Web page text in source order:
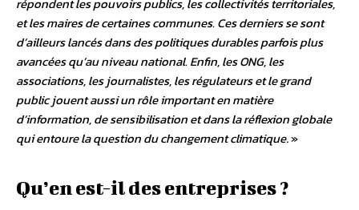
et les maires de certaines communes. Ces derniers se sont
d’ailleurs lancés dans des politiques durables parfois plus
avancées qu’au niveau national. Enfin, les ONG, les
associations, les journalistes, les régulateurs et le grand
public jouent aussi un rôle important en matière
d’information, de sensibilisation et dans la réflexion globale
qui entoure la question du changement climatique. »
Qu’en est-il des entreprises ?